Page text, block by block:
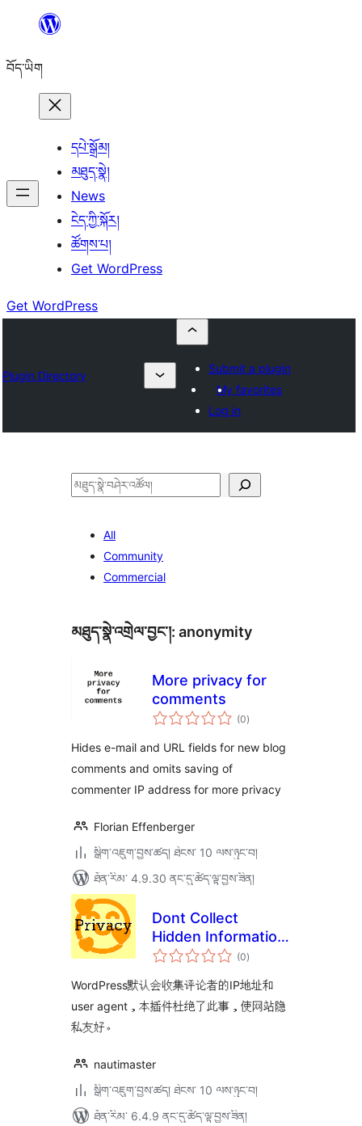
content
བོད་ཡིག
དཔེ་སྒྲོམ།
མཐུད་སྣེ།
News
ངེད་ཀྱི་སྐོར།
ཚོགས་པ།
Get WordPress
Get WordPress
Plugin Directory
Submit a plugin
My favorites
Log in
བཤེར་
All
Community
Commercial
མཐུད་སྣེ་འགྲེལ་བྱང་།: anonymity
More privacy for
comments
(0གདེང་
འཇོག་
ཚང་།
)
Hides e-mail and URL fields for new blog
comments and omits saving of
commenter IP address for more privacy
Florian Effenberger
སྒྲིག་འཇུག་བྱས་ཚད། ཐེངས་ 10 ལས་ཉུང་བ།
ཐོན་རིམ་ 4.9.30 ནང་དུ་ཚོད་ལྟ་བྱས་ཟིན།
Dont Collect
Hidden Information
for Commenters
(0གདེང་
འཇོག་
ཚང་།
)
WordPress默认会收集评论者的IP地址和
user agent，本插件杜绝了此事，使网站隐
私友好。
nautimaster
སྒྲིག་འཇུག་བྱས་ཚད། ཐེངས་ 10 ལས་ཉུང་བ།
ཐོན་རིམ་ 6.4.9 ནང་དུ་ཚོད་ལྟ་བྱས་ཟིན།